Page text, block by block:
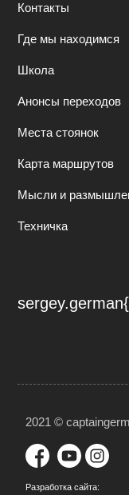
Контакты
Где мы находимся
Школа
Анонсы переходов
Места стоянок
Карта маршрутов
Мысли и
Техничка
2021 ©
Разработка сайта: